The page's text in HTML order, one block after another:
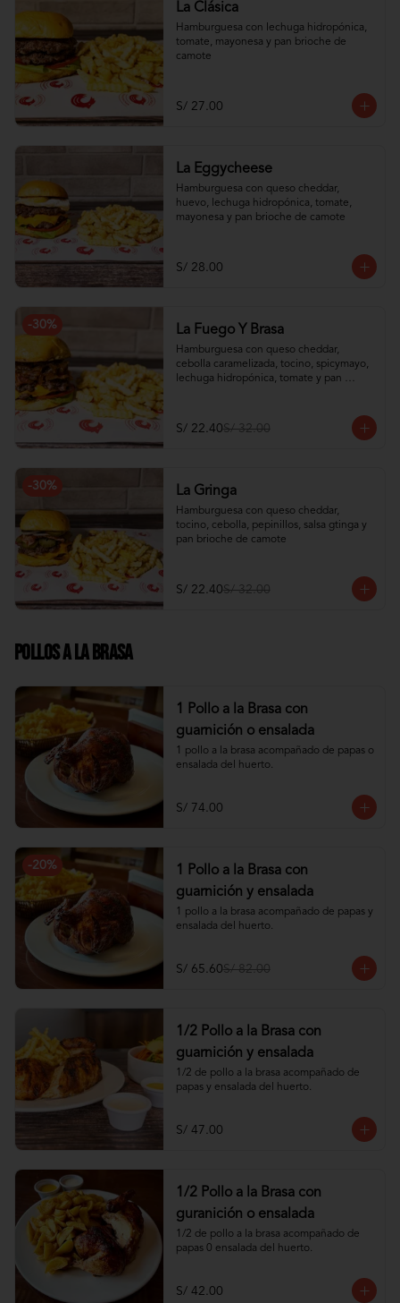
La Clásica
Hamburguesa con lechuga hidropónica,
tomate, mayonesa y pan brioche de
camote
S/ 27.00
La Eggycheese
Hamburguesa con queso cheddar,
huevo, lechuga hidropónica, tomate,
mayonesa y pan brioche de camote
S/ 28.00
-30% La Fuego Y Brasa
Hamburguesa con queso cheddar,
cebolla caramelizada, tocino, spicymayo,
lechuga hidropónica, tomate y pan
S/ 22.40S/ 32.00
-30% La Gringa
Hamburguesa con queso cheddar,
tocino, cebolla, pepinillos, salsa gtinga y
pan brioche de camote
S/ 22.40S/ 32.00
Pollos a la Brasa
1 Pollo a la Brasa con
guarnición o ensalada
1 pollo a la brasa acompañado de papas o
ensalada del huerto.
S/ 74.00
-20%
1 Pollo a la Brasa con
guarnición y ensalada
1 pollo a la brasa acompañado de papas y
ensalada del huerto.
S/ 65.60S/ 82.00
1/2 Pollo a la Brasa con
guarnición y ensalada
1/2 de pollo a la brasa acompañado de
papas y ensalada del huerto.
S/ 47.00
1/2 Pollo a la Brasa con
guranición o ensalada
1/2 de pollo a la brasa acompañado de
papas 0 ensalada del huerto.
S/ 42.00